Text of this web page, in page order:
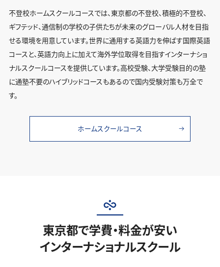
不登校ホームスクールコースでは、東京都の不登校、積極的不登校、
ギフテッド、通信制の学校の子供たちが未来のグローバル人材を目指
せる環境を用意しています。世界に通用する英語力を伸ばす国際英語
コースと、英語力向上に加えて海外学位取得を目指すインターナショ
ナルスクールコースを提供しています。高校受験、大学受験目的の塾
に通塾不要のハイブリッドコースもあるので国内受験対策も万全で
す。
ホームスクールコース
東京都で学費・料金が安い
インターナショナルスクール